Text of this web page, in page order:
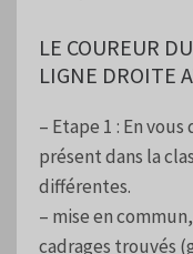
LE COUREUR
LIGNE DROITE
– Etape 1 : En
présent dans la
différentes.
– mise en
cadrages trouvés